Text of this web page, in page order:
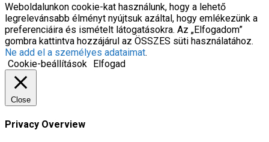
Weboldalunkon cookie-kat használunk, hogy a lehető
legrelevánsabb élményt nyújtsuk azáltal, hogy emlékezünk a
preferenciáira és ismételt látogatásokra. Az „Elfogadom”
gombra kattintva hozzájárul az ÖSSZES süti használatához.
Ne add el a személyes adataimat.
Cookie-beállítások
Elfogad
Close
Privacy Overview